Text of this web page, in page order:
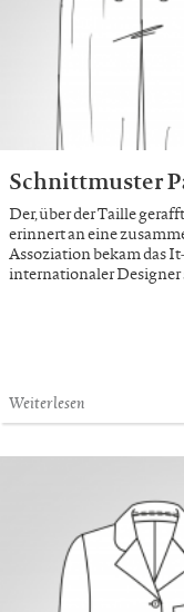
Schnittmuster
Der, über der Taille
erinnert an eine
Assoziation bekam das
internationaler
Weiterlesen